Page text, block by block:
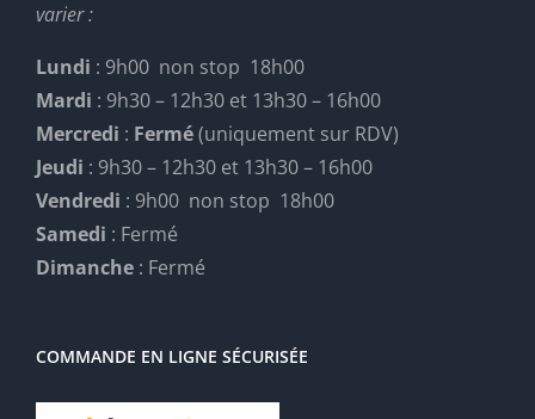
varier :
Lundi : 9h00 non stop 18h00
Mardi : 9h30 – 12h30 et 13h30 – 16h00
Mercredi : Fermé(uniquement sur RDV)
Jeudi : 9h30 – 12h30 et 13h30 – 16h00
Vendredi : 9h00 non stop 18h00
Samedi : Fermé
Dimanche : Fermé
COMMANDE EN LIGNE SÉCURISÉE